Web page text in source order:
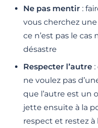
Ne pas mentir :
vous cherchez une
ce n’est pas le
désastre
Respecter l’autre
ne voulez pas
que l’autre est un
jette ensuite à la
respect et restez à